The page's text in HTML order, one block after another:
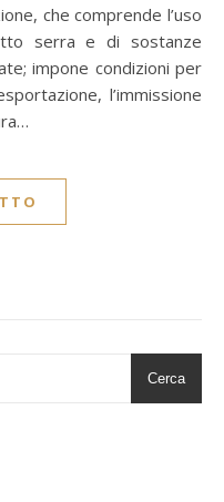
che comprende l’uso
serra e di sostanze
impone condizioni per
l’immissione
Cerca